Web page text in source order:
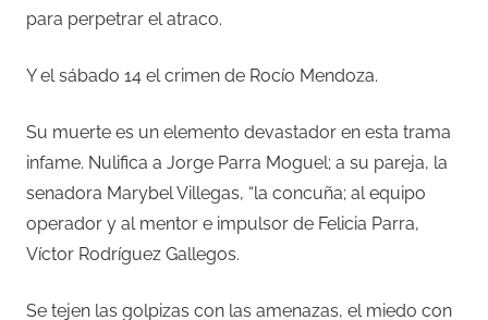
para perpetrar el atraco.
Y el sábado 14 el crimen de Rocío Mendoza.
Su muerte es un elemento devastador en esta trama
infame. Nulifica a Jorge Parra Moguel; a su pareja, la
senadora Marybel Villegas, “la concuña; al equipo
operador y al mentor e impulsor de Felicia Parra,
Víctor Rodríguez Gallegos.
Se tejen las golpizas con las amenazas, el miedo con